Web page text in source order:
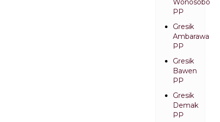
Wonosobo
PP
Gresik
Ambarawa
PP
Gresik
Bawen
PP
Gresik
Demak
PP